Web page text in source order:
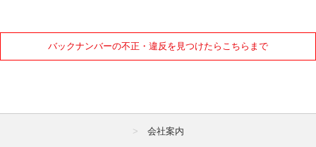
バックナンバーの不正・違反を見つけたらこちらまで
会社案内